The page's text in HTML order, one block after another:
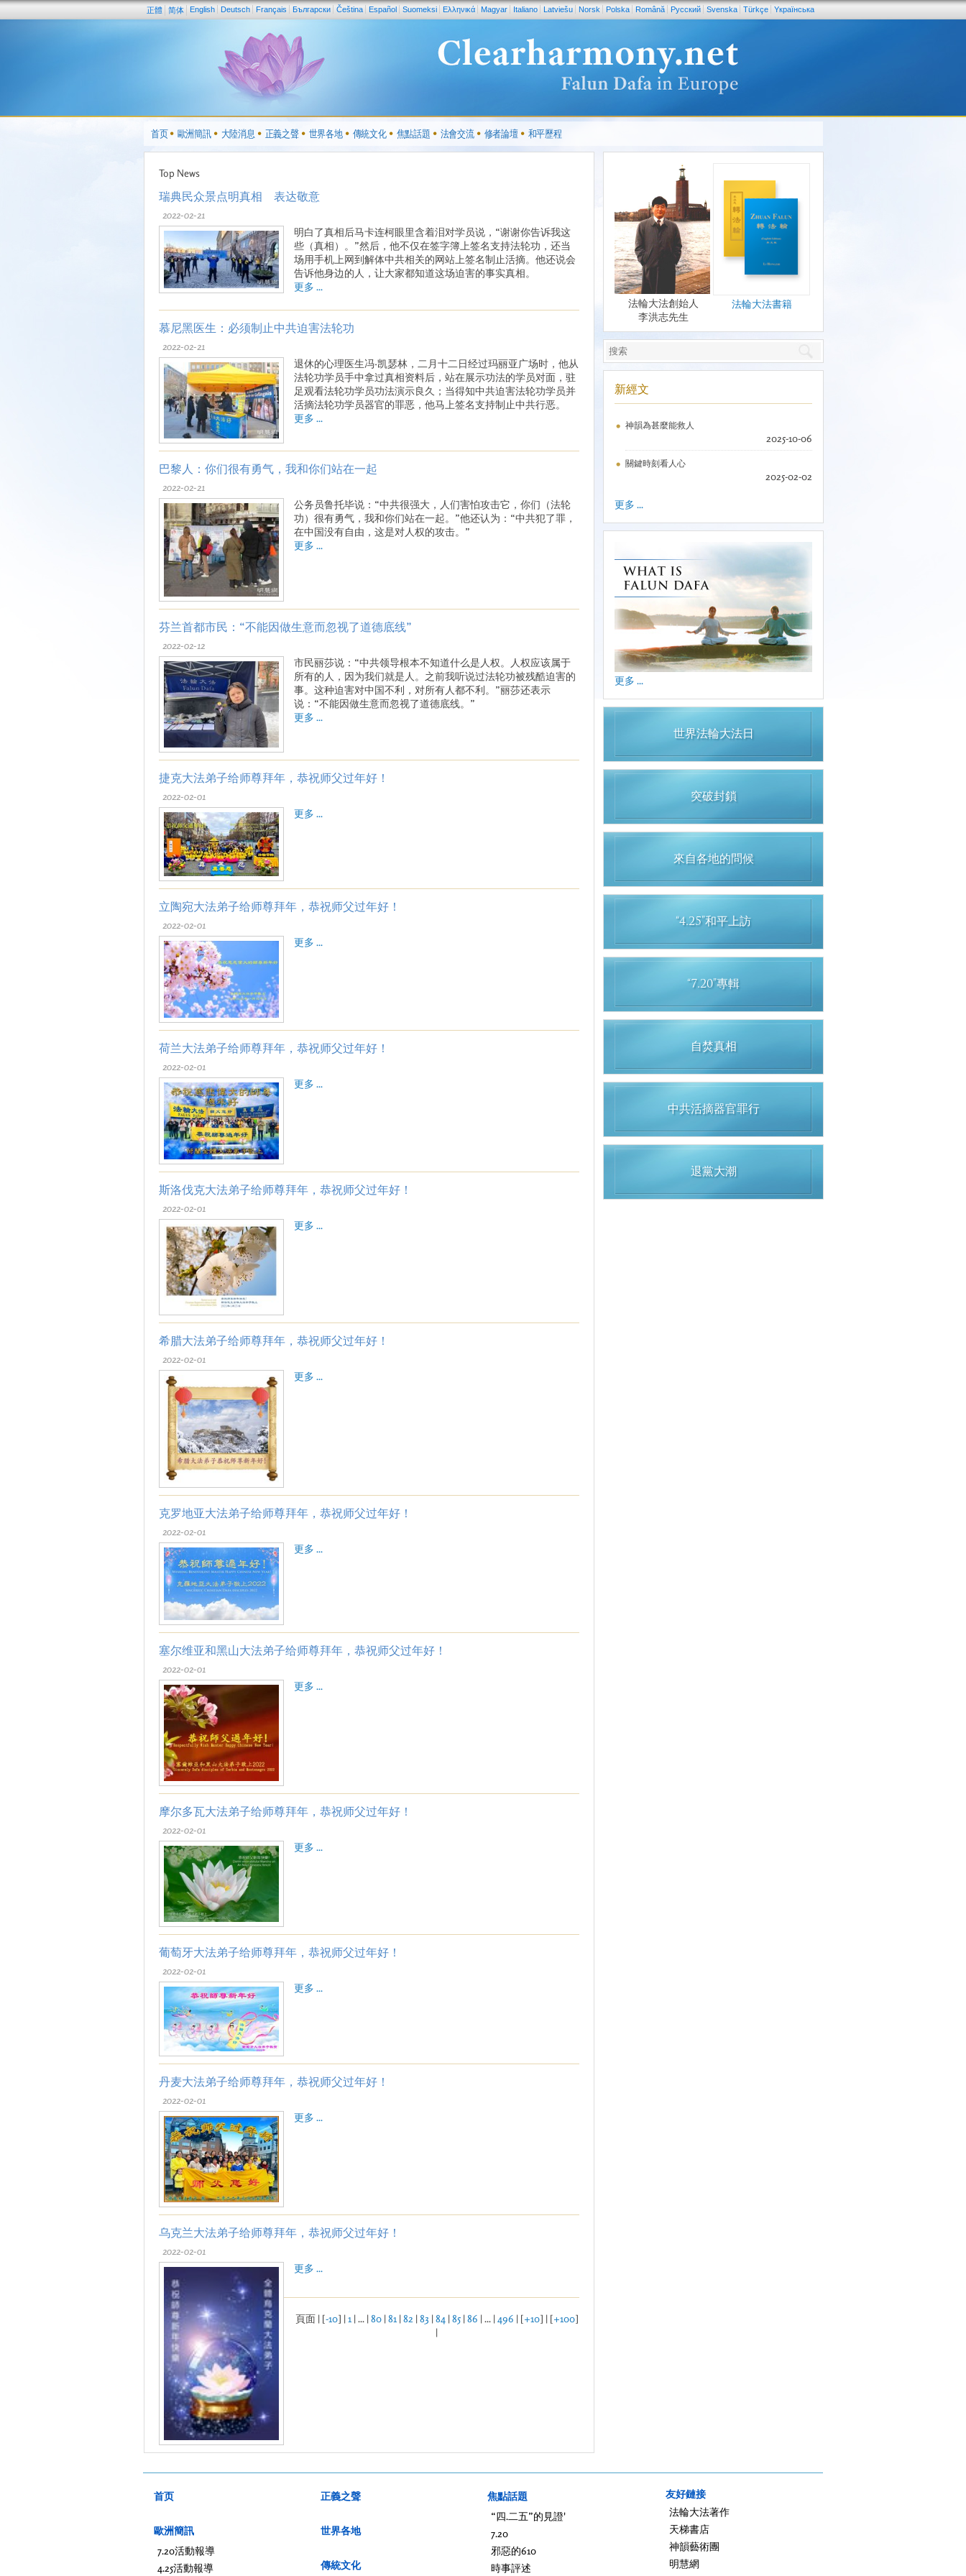
正體 简体 English Deutsch Français Български Čeština Español Suomeksi Ελληνικά Magyar Italiano Latviešu Norsk Polska Română Pусский Svenska Türkçe Yкраїнська
首页 歐洲簡訊 大陸消息 正義之聲 世界各地 傳統文化 焦點話題 法會交流 修者論壇 和平歷程
Top News
瑞典民众景点明真相 表达敬意
2022-02-21
明白了真相后马卡连柯眼里含着泪对学员说，“谢谢你告诉我这
些（真相）。”然后，他不仅在签字簿上签名支持法轮功，还当
场用手机上网到解体中共相关的网站上签名制止活摘。他还说会
告诉他身边的人，让大家都知道这场迫害的事实真相。
更多 ...
慕尼黑医生：必须制止中共迫害法轮功
2022-02-21
退休的心理医生冯·凯瑟林，二月十二日经过玛丽亚广场时，他从
法轮功学员手中拿过真相资料后，站在展示功法的学员对面，驻
足观看法轮功学员功法演示良久；当得知中共迫害法轮功学员并
活摘法轮功学员器官的罪恶，他马上签名支持制止中共行恶。
更多 ...
巴黎人：你们很有勇气，我和你们站在一起
2022-02-21
公务员鲁托毕说：“中共很强大，人们害怕攻击它，你们（法轮
功）很有勇气，我和你们站在一起。”他还认为：“中共犯了罪，
在中国没有自由，这是对人权的攻击。”
更多 ...
芬兰首都市民：“不能因做生意而忽视了道德底线”
2022-02-12
市民丽莎说：“中共领导根本不知道什么是人权。人权应该属于
所有的人，因为我们就是人。之前我听说过法轮功被残酷迫害的
事。这种迫害对中国不利，对所有人都不利。”丽莎还表示
说：“不能因做生意而忽视了道德底线。”
更多 ...
捷克大法弟子给师尊拜年，恭祝师父过年好！
2022-02-01
更多 ...
立陶宛大法弟子给师尊拜年，恭祝师父过年好！
2022-02-01
更多 ...
荷兰大法弟子给师尊拜年，恭祝师父过年好！
2022-02-01
更多 ...
斯洛伐克大法弟子给师尊拜年，恭祝师父过年好！
2022-02-01
更多 ...
希腊大法弟子给师尊拜年，恭祝师父过年好！
2022-02-01
更多 ...
克罗地亚大法弟子给师尊拜年，恭祝师父过年好！
2022-02-01
更多 ...
塞尔维亚和黑山大法弟子给师尊拜年，恭祝师父过年好！
2022-02-01
更多 ...
摩尔多瓦大法弟子给师尊拜年，恭祝师父过年好！
2022-02-01
更多 ...
葡萄牙大法弟子给师尊拜年，恭祝师父过年好！
2022-02-01
更多 ...
丹麦大法弟子给师尊拜年，恭祝师父过年好！
2022-02-01
更多 ...
乌克兰大法弟子给师尊拜年，恭祝师父过年好！
2022-02-01
更多 ...
頁面 | [-10] |1| ... |80|81|82 |83 |84|85|86 | ... |496 | [+10] | [+100]
|
法輪大法創始人
李洪志先生
法輪大法書籍
新經文
神韻為甚麼能救人
2025-10-06
關鍵時刻看人心
2025-02-02
更多 ...
更多 ...
世界法輪大法日
突破封鎖
來自各地的問候
“4.25”和平上訪
“7.20”專輯
自焚真相
中共活摘器官罪行
退黨大潮
首页
歐洲簡訊
7.20活動報導
4.25活動報導
正義之聲
世界各地
傳統文化
焦點話題
“四.二五”的見證'
7.20
邪惡的610
時事評述
友好鏈接
法輪大法著作
天梯書店
神韻藝術團
明慧網